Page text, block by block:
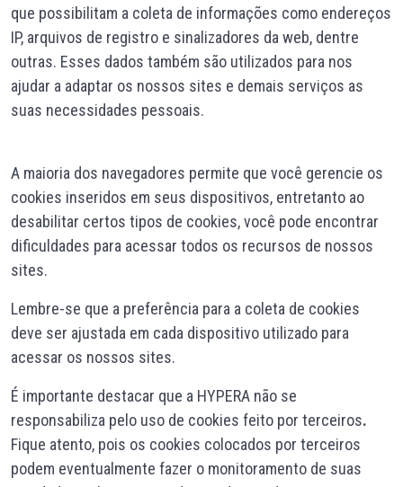
que possibilitam a coleta de informações como endereços
IP, arquivos de registro e sinalizadores da web, dentre
outras. Esses dados também são utilizados para nos
ajudar a adaptar os nossos sites e demais serviços as
suas necessidades pessoais.
A maioria dos navegadores permite que você gerencie os
cookies inseridos em seus dispositivos, entretanto ao
desabilitar certos tipos de cookies, você pode encontrar
dificuldades para acessar todos os recursos de nossos
sites.
Lembre-se que a preferência para a coleta de cookies
deve ser ajustada em cada dispositivo utilizado para
acessar os nossos sites.
É importante destacar que a HYPERA não se
responsabiliza pelo uso de cookies feito por terceiros.
Fique atento, pois os cookies colocados por terceiros
podem eventualmente fazer o monitoramento de suas